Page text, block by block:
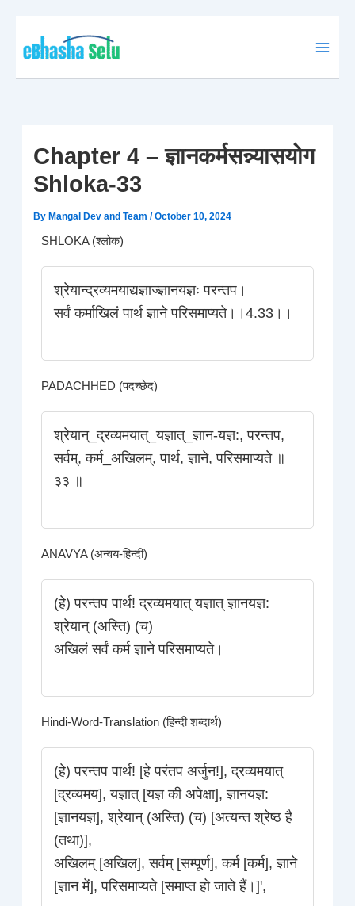
content
Chapter 4 – ज्ञानकर्मसन्न्यासयोग
Shloka-33
By Mangal Dev and Team/October 10, 2024
SHLOKA (श्लोक)
श्रेयान्द्रव्यमयाद्यज्ञाज्ज्ञानयज्ञः परन्तप।
सर्वं कर्माखिलं पार्थ ज्ञाने परिसमाप्यते।।4.33।।
PADACHHED (पदच्छेद)
श्रेयान्_द्रव्यमयात्_यज्ञात्_ज्ञान-यज्ञ:, परन्तप,
सर्वम्‌, कर्म_अखिलम्‌, पार्थ, ज्ञाने, परिसमाप्यते ॥
३३ ॥
ANAVYA (अन्वय-हिन्दी)
(हे) परन्तप पार्थ! द्रव्यमयात्‌ यज्ञात्‌ ज्ञानयज्ञ:
श्रेयान्‌ (अस्ति) (च)
अखिलं सर्वं कर्म ज्ञाने परिसमाप्यते।
Hindi-Word-Translation (हिन्दी शब्दार्थ)
(हे) परन्तप पार्थ! [हे परंतप अर्जुन!], द्रव्यमयात्
[द्रव्यमय], यज्ञात् [यज्ञ की अपेक्षा], ज्ञानयज्ञ:
[ज्ञानयज्ञ], श्रेयान् (अस्ति) (च) [अत्यन्त श्रेष्ठ है
(तथा)],
अखिलम् [अखिल], सर्वम् [सम्पूर्ण], कर्म [कर्म], ज्ञाने
[ज्ञान में], परिसमाप्यते [समाप्त हो जाते हैं।]',